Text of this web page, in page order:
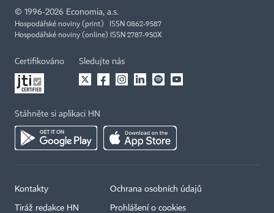
© 1996-2026 Economia, a.s.
Hospodářské noviny (print) ISSN 0862-9587
Hospodářské noviny (online) ISSN 2787-950X
Certifikováno Sledujte nás
Stáhněte si aplikaci HN
Kontakty
Tiráž redakce HN
Ochrana osobních údajů
Prohlášení o cookies